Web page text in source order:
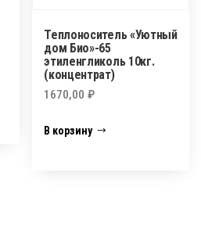
Теплоноситель «Уютный
дом Био»-65
этиленгликоль 10кг.
(концентрат)
1670,00₽
В корзину